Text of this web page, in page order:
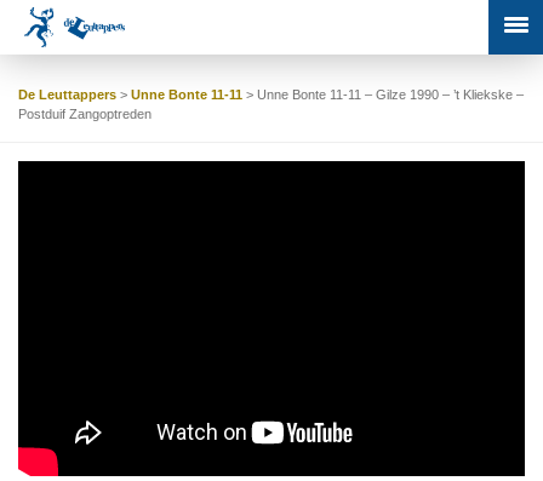
De Leuttappers > Unne Bonte 11-11 > Unne Bonte 11-11 – Gilze 1990 – ’t Kliekske –
Postduif Zangoptreden